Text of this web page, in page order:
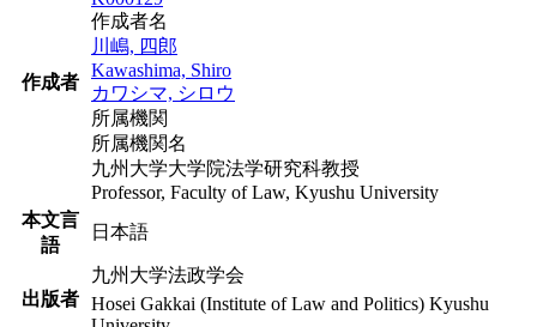
作成者
作成者名
川嶋, 四郎
Kawashima, Shiro
カワシマ, シロウ
所属機関
所属機関名
九州大学大学院法学研究科教授
Professor, Faculty of Law, Kyushu University
本文言
語
日本語
出版者
九州大学法政学会
Hosei Gakkai (Institute of Law and Politics) Kyushu